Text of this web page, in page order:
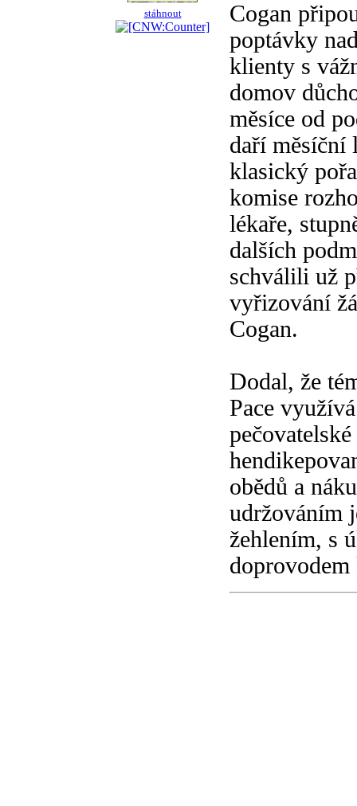
stáhnout
Cogan
poptávky
klienty s
domov
měsíce od
daří měsíční
klasický
komise
lékaře,
dalších
schválili už
vyřizování
Cogan.
Dodal, že
Pace
obědů a
udržováním
žehlením, s